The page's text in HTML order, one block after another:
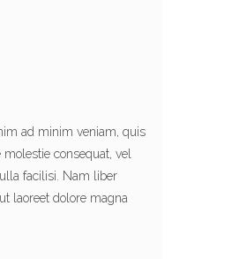
ad minim veniam, quis
consequat, vel
facilisi. Nam liber
laoreet dolore magna